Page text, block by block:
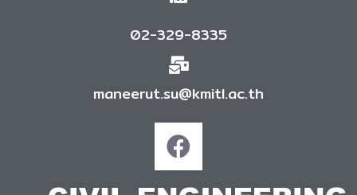
02-329-8335
maneerut.su@kmitl.ac.th